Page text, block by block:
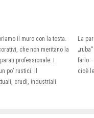
il muro con la testa.
che non meritano la
professionale. I
po’ rustici. Il
crudi, industriali.
La
farlo
cioè